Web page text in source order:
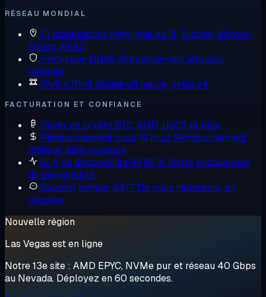
RÉSEAU MONDIAL
13 localisations Amérique du N., Europe, Moyen-
Orient, APAC
Protection DDoS Atténuation des attaques
intégrée
IPv6 + IPv4 dédiéev6 native, votre v4
FACTURATION ET CONFIANCE
Payer en crypto BTC, XMR, USDT et plus
Remboursement sous 14 jours Remboursement
intégral, sans question
SLA de disponibilité 99,95 % Notre engagement
de disponibilité
Support humain 24/7 De vrais ingénieurs, en
minutes
Nouvelle région
Las Vegas est en ligne
Notre 13e site : AMD EPYC, NVMe pur et réseau 40 Gbps
au Nevada. Déployez en 60 secondes.